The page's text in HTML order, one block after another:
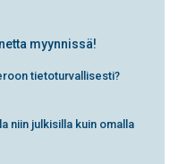
myynnissä!
tietoturvallisesti?
niin julkisilla kuin omalla